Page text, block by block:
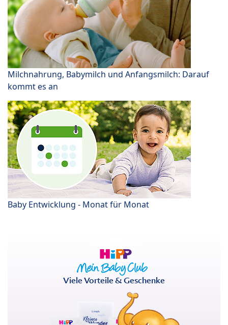
Milchnahrung, Babymilch und Anfangsmilch: Darauf
kommt es an
Baby Entwicklung - Monat für Monat
Viele Vorteile & Geschenke